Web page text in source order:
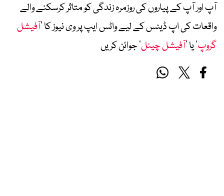
آپ اور آپ کے پیاروں کی روزمرہ زندگی کو متاثر کرسکنے والے
واقعات کی اپ ڈیٹس کے لیے واٹس ایپ پر وی نیوز کا ’آفیشل
گروپ‘ یا ’آفیشل چینل‘ جوائن کریں